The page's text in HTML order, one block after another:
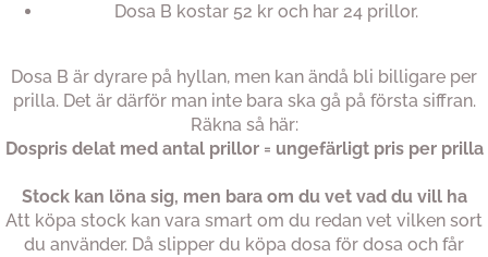
Dosa B kostar 52 kr och har 24 prillor.
Dosa B är dyrare på hyllan, men kan ändå bli billigare per
prilla. Det är därför man inte bara ska gå på första siffran.
Räkna så här:
Dospris delat med antal prillor = ungefärligt pris per prilla
Stock kan löna sig, men bara om du vet vad du vill ha
Att köpa stock kan vara smart om du redan vet vilken sort
du använder. Då slipper du köpa dosa för dosa och får